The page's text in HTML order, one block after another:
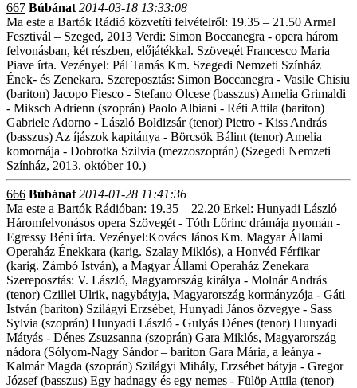
667 Búbánat 2014-03-18 13:33:08
Ma este a Bartók Rádió közvetíti felvételről: 19.35 – 21.50 Armel
Fesztivál – Szeged, 2013 Verdi: Simon Boccanegra - opera három
felvonásban, két részben, előjátékkal. Szövegét Francesco Maria
Piave írta. Vezényel: Pál Tamás Km. Szegedi Nemzeti Színház
Ének- és Zenekara. Szereposztás: Simon Boccanegra - Vasile Chisiu
(bariton) Jacopo Fiesco - Stefano Olcese (basszus) Amelia Grimaldi
- Miksch Adrienn (szoprán) Paolo Albiani - Réti Attila (bariton)
Gabriele Adorno - László Boldizsár (tenor) Pietro - Kiss András
(basszus) Az íjászok kapitánya - Börcsök Bálint (tenor) Amelia
komornája - Dobrotka Szilvia (mezzoszoprán) (Szegedi Nemzeti
Színház, 2013. október 10.)
666 Búbánat 2014-01-28 11:41:36
Ma este a Bartók Rádióban: 19.35 – 22.20 Erkel: Hunyadi László
Háromfelvonásos opera Szövegét - Tóth Lőrinc drámája nyomán -
Egressy Béni írta. Vezényel:Kovács János Km. Magyar Állami
Operaház Énekkara (karig. Szalay Miklós), a Honvéd Férfikar
(karig. Zámbó István), a Magyar Állami Operaház Zenekara
Szereposztás: V. László, Magyarország királya - Molnár András
(tenor) Czillei Ulrik, nagybátyja, Magyarország kormányzója - Gáti
István (bariton) Szilágyi Erzsébet, Hunyadi János özvegye - Sass
Sylvia (szoprán) Hunyadi László - Gulyás Dénes (tenor) Hunyadi
Mátyás - Dénes Zsuzsanna (szoprán) Gara Miklós, Magyarország
nádora (Sólyom-Nagy Sándor – bariton Gara Mária, a leánya -
Kalmár Magda (szoprán) Szilágyi Mihály, Erzsébet bátyja - Gregor
József (basszus) Egy hadnagy és egy nemes - Fülöp Attila (tenor)